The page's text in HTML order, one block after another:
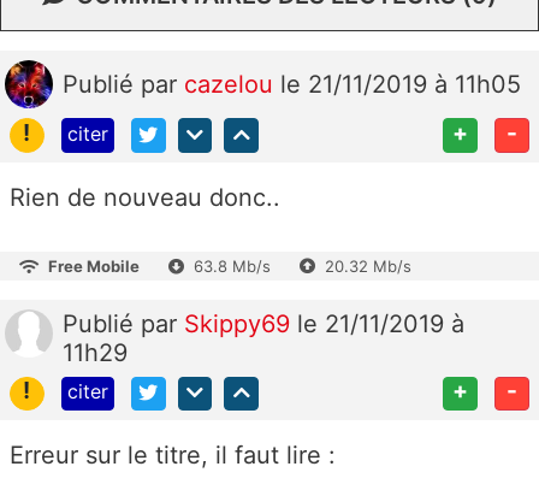
Publié par cazelou le 21/11/2019 à 11h05
!
citer + -
Rien de nouveau donc..
Free Mobile 63.8 Mb/s 20.32 Mb/s
Publié par Skippy69 le 21/11/2019 à
11h29
!
citer + -
Erreur sur le titre, il faut lire :